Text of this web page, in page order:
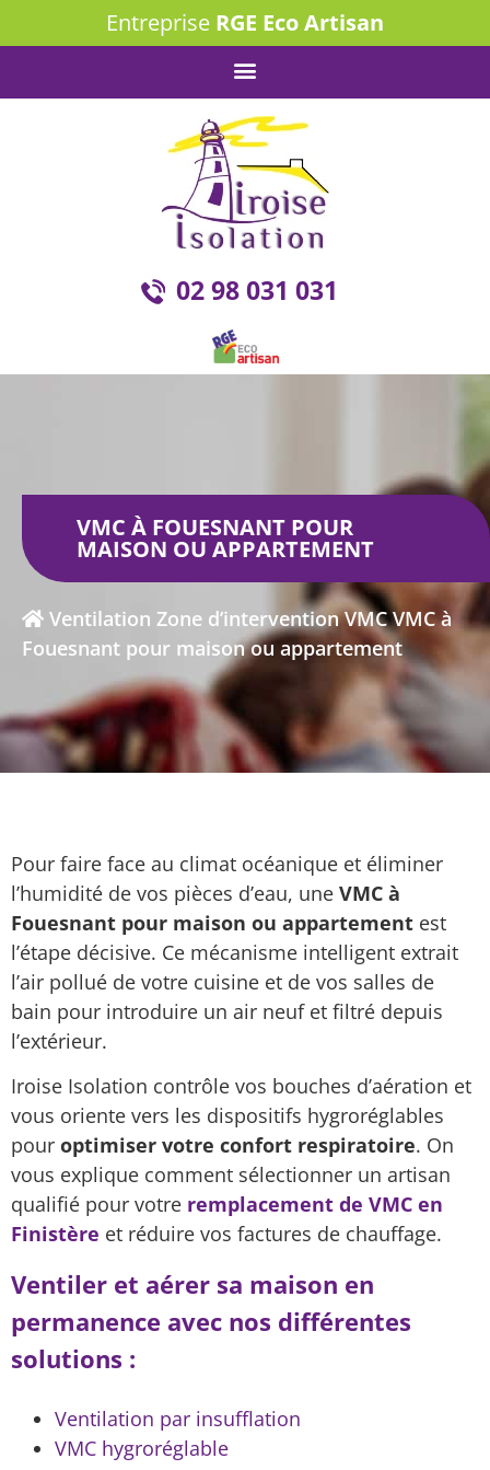
Entreprise RGE Eco Artisan
02 98 031 031
VMC À FOUESNANT POUR
MAISON OU APPARTEMENT
Ventilation Zone d’intervention VMC VMC à
Fouesnant pour maison ou appartement
Pour faire face au climat océanique et éliminer
l’humidité de vos pièces d’eau, une VMC à
Fouesnant pour maison ou appartement est
l’étape décisive. Ce mécanisme intelligent extrait
l’air pollué de votre cuisine et de vos salles de
bain pour introduire un air neuf et filtré depuis
l’extérieur.
Iroise Isolation contrôle vos bouches d’aération et
vous oriente vers les dispositifs hygroréglables
pour optimiser votre confort respiratoire. On
vous explique comment sélectionner un artisan
qualifié pour votre remplacement de VMC en
Finistère et réduire vos factures de chauffage.
Ventiler et aérer sa maison en
permanence avec nos différentes
solutions :
Ventilation par insufflation
VMC hygroréglable